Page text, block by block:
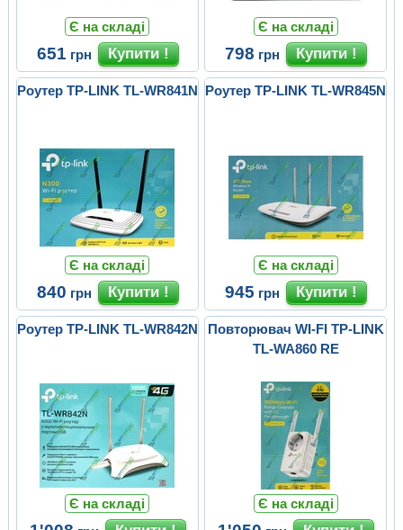
Є на складі
651 грн
Є на складі
798 грн
Роутер TP-LINK TL-WR841N
Є на складі
840 грн
Роутер TP-LINK TL-WR845N
Є на складі
945 грн
Роутер TP-LINK TL-WR842N
Є на складі
Повторювач WI-FI TP-LINK
TL-WA860 RE
Є на складі